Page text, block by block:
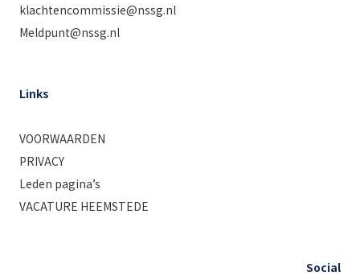
klachtencommissie@nssg.nl
Meldpunt@nssg.nl
Links
VOORWAARDEN
PRIVACY
Leden pagina’s
VACATURE HEEMSTEDE
Social